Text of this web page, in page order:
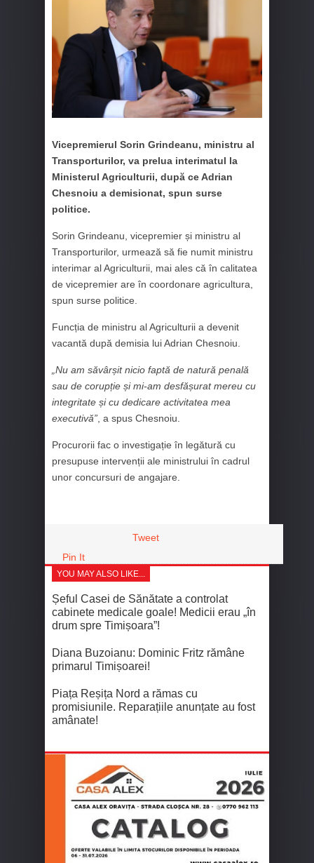
Vicepremierul Sorin Grindeanu, ministru al
Transporturilor, va prelua interimatul la
Ministerul Agriculturii, după ce Adrian
Chesnoiu a demisionat, spun surse
politice.
Sorin Grindeanu, vicepremier și ministru al
Transporturilor, urmează să fie numit ministru
interimar al Agriculturii, mai ales că în calitatea
de vicepremier are în coordonare agricultura,
spun surse politice.
Funcția de ministru al Agriculturii a devenit
vacantă după demisia lui Adrian Chesnoiu.
„Nu am săvârșit nicio faptă de natură penală
sau de corupție și mi-am desfășurat mereu cu
integritate și cu dedicare activitatea mea
executivă” , a spus Chesnoiu.
Procurorii fac o investigație în legătură cu
presupuse intervenții ale ministrului în cadrul
unor concursuri de angajare.
Tweet
Pin It
YOU MAY ALSO LIKE...
Șeful Casei de Sănătate a controlat
cabinete medicale goale! Medicii erau „în
drum spre Timișoara”!
Diana Buzoianu: Dominic Fritz rămâne
primarul Timișoarei!
Piața Reșița Nord a rămas cu
promisiunile. Reparațiile anunțate au fost
amânate!